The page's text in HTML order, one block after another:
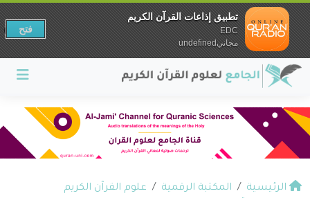
الرئيسية المكتبة الرقمية
علوم القرآن الكريم
تطبيق إذاعات القرآن الكريم
EDC
مجانيundefined
فتح